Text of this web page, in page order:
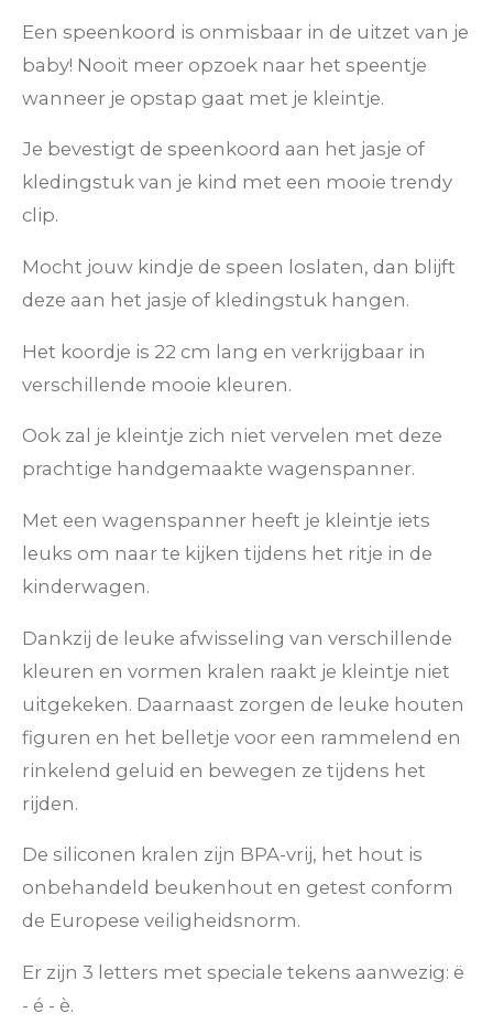
Een speenkoord is onmisbaar in de uitzet van je
baby! Nooit meer opzoek naar het speentje
wanneer je opstap gaat met je kleintje.
Je bevestigt de speenkoord aan het jasje of
kledingstuk van je kind met een mooie trendy
clip.
Mocht jouw kindje de speen loslaten, dan blijft
deze aan het jasje of kledingstuk hangen.
Het koordje is 22 cm lang en verkrijgbaar in
verschillende mooie kleuren.
Ook zal je kleintje zich niet vervelen met deze
prachtige handgemaakte wagenspanner.
Met een wagenspanner heeft je kleintje iets
leuks om naar te kijken tijdens het ritje in de
kinderwagen.
Dankzij de leuke afwisseling van verschillende
kleuren en vormen kralen raakt je kleintje niet
uitgekeken. Daarnaast zorgen de leuke houten
figuren en het belletje voor een rammelend en
rinkelend geluid en bewegen ze tijdens het
rijden.
De siliconen kralen zijn BPA-vrij, het hout is
onbehandeld beukenhout en getest conform
de Europese veiligheidsnorm.
Er zijn 3 letters met speciale tekens aanwezig: ë
- é - è.